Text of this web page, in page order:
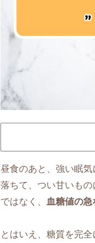
昼食のあと、強い眠
落ちて、つい甘いも
ではなく、 血糖値の急
とはいえ、糖質を完